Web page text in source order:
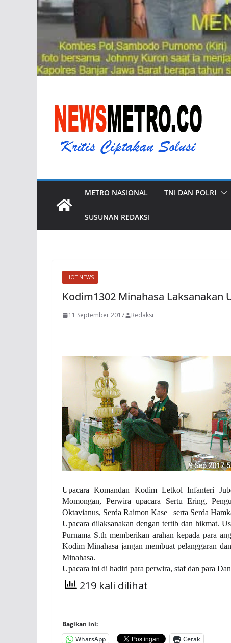
METRO NASIONAL TNI DAN POLRI
SUSUNAN REDAKSI
HOT NEWS
Kodim1302 Minahasa Laksanakan
11 September 2017 Redaksi
Upacara Komandan Kodim Letkol Infanteri
Momongan, Perwira upacara Sertu Ering,
Oktavianus, Serda Raimon Kase
serta Serda
Upacara dilaksanakan dengan tertib dan hikmat.
Purnama S.th memberikan arahan kepada para
Kodim Minahasa jangan membuat pelanggaran
Minahasa.
Upacara ini di hadiri para perwira, staf dan para
219 kali dilihat
Bagikan ini:
WhatsApp
Cetak